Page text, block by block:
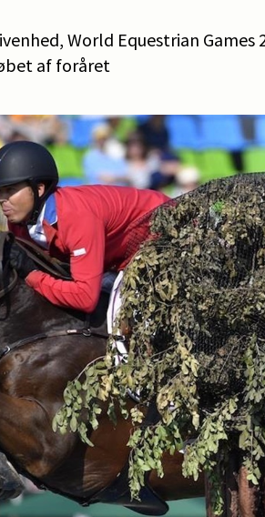
World Equestrian Games
af foråret